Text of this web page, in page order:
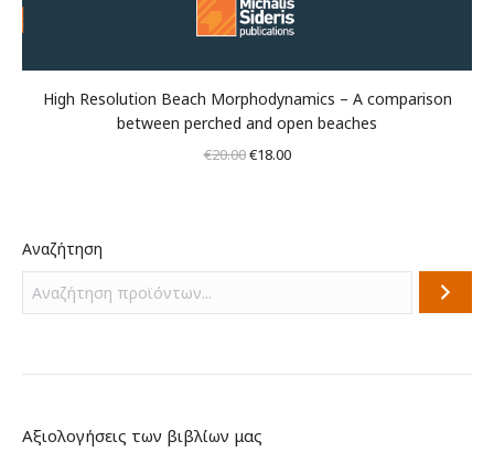
High Resolution Beach Morphodynamics – A comparison
between perched and open beaches
€20.00Original
€18.00Η
Αναζήτηση
Αξιολογήσεις των βιβλίων μας